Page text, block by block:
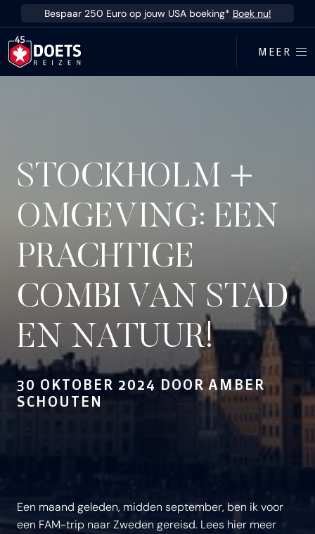
Ga direct naar inhoud
Bespaar 250 Euro op jouw USA boeking* Boek nu!
MEER
STOCKHOLM +
OMGEVING: EEN
PRACHTIGE
COMBI VAN STAD
EN NATUUR!
30 OKTOBER 2024 DOOR AMBER
SCHOUTEN
Een maand geleden, midden september, ben ik voor
een FAM-trip naar Zweden gereisd. Lees hier meer